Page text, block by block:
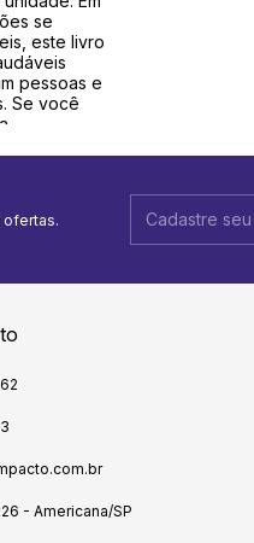
ofertas.
- Americana/SP